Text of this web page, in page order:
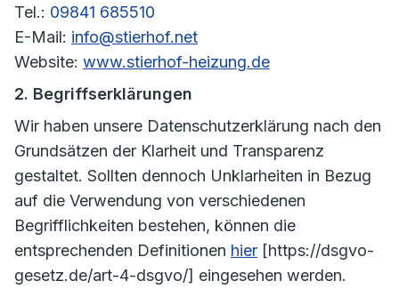
Tel.: 09841 685510
E-Mail: info@stierhof.net
Website: www.stierhof-heizung.de
2. Begriffserklärungen
Wir haben unsere Datenschutzerklärung nach den
Grundsätzen der Klarheit und Transparenz
gestaltet. Sollten dennoch Unklarheiten in Bezug
auf die Verwendung von verschiedenen
Begrifflichkeiten bestehen, können die
entsprechenden Definitionen hier [https://dsgvo-
gesetz.de/art-4-dsgvo/] eingesehen werden.